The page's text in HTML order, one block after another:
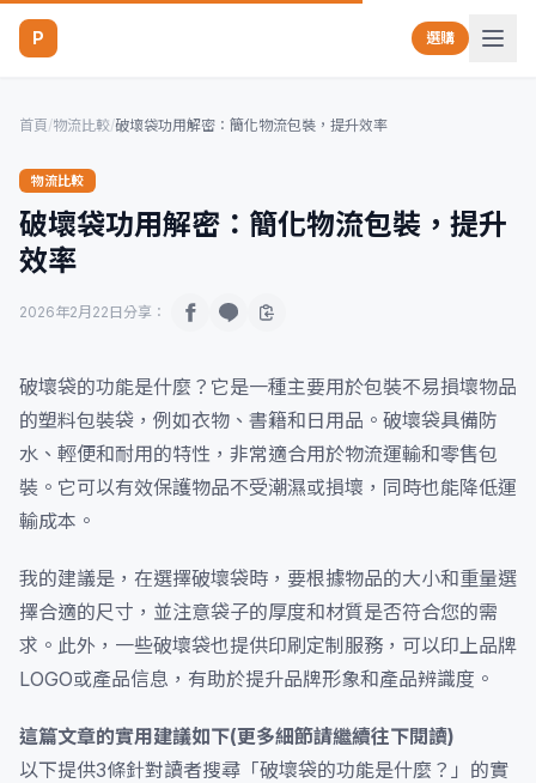
P 選購
首頁/物流比較/破壞袋功用解密：簡化物流包裝，提升效率
物流比較
破壞袋功用解密：簡化物流包裝，提升
效率
2026年2月22日 分享：
破壞袋的功能是什麼？它是一種主要用於包裝不易損壞物品
的塑料包裝袋，例如衣物、書籍和日用品。破壞袋具備防
水、輕便和耐用的特性，非常適合用於物流運輸和零售包
裝。它可以有效保護物品不受潮濕或損壞，同時也能降低運
輸成本。
我的建議是，在選擇破壞袋時，要根據物品的大小和重量選
擇合適的尺寸，並注意袋子的厚度和材質是否符合您的需
求。此外，一些破壞袋也提供印刷定制服務，可以印上品牌
LOGO或產品信息，有助於提升品牌形象和產品辨識度。
這篇文章的實用建議如下(更多細節請繼續往下閱讀)
以下提供3條針對讀者搜尋「破壞袋的功能是什麼？」的實